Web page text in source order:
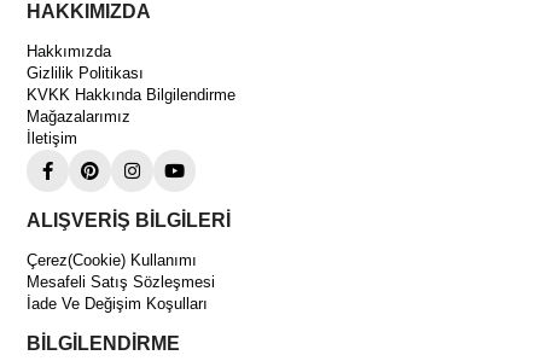
HAKKIMIZDA
Hakkımızda
Gizlilik Politikası
KVKK Hakkında Bilgilendirme
Mağazalarımız
İletişim
ALIŞVERİŞ BİLGİLERİ
Çerez(Cookie) Kullanımı
Mesafeli Satış Sözleşmesi
İade Ve Değişim Koşulları
BİLGİLENDİRME